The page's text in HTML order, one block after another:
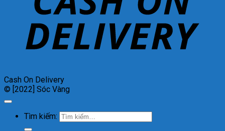
Cash On Delivery
© [2022] Sóc Vàng
Tìm kiếm: